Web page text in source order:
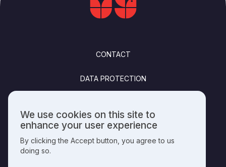
CONTACT
DATA PROTECTION
PUBLISHING INFO
Use
of
personal
data
We use cookies on this site to
enhance your user experience
By clicking the Accept button, you agree to us
doing so.